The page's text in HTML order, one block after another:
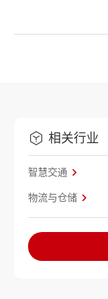
相关行业
智慧交通
物流与仓储